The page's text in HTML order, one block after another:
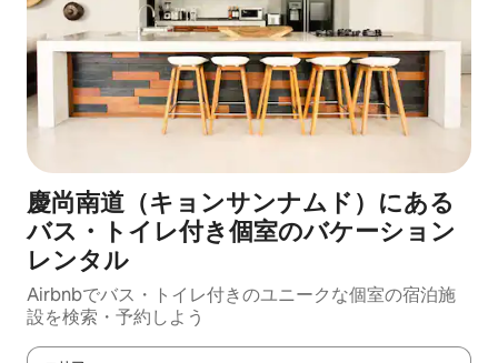
慶尚南道（キョンサンナムド）にある
バス・トイレ付き個室のバケーション
レンタル
Airbnbでバス・トイレ付きのユニークな個室の宿泊施
設を検索・予約しよう